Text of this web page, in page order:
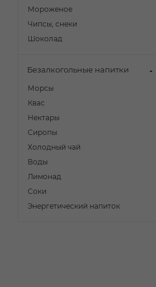
Мороженое
Чипсы, снеки
Шоколад
Безалкогольные напитки
Морсы
Квас
Нектары
Сиропы
Холодный чай
Воды
Лимонад
Соки
Энергетический напиток